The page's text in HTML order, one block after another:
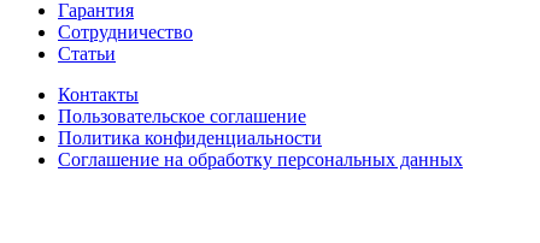
Гарантия
Сотрудничество
Статьи
Контакты
Пользовательское соглашение
Политика конфиденциальности
Соглашение на обработку персональных данных